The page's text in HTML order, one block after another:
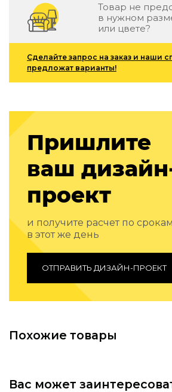
Акустические панели
Стеновые декоративные панели
для террас
Террасные и фасадные системы
Биоклиматические перголы
Камень
Светящийся камень
Подбор, производство и
Все категории товаров
Бренды
Реализованные проекты
Товар не
в нужном
или цвете?
Сделайте запрос на заказ и наши
предложат варианты!
Пришлите
ваш
проект
и получите расчет по
в этот же день
ОТПРАВИТЬ ДИЗАЙН-ПРОЕКТ
Похожие товары
Вас может